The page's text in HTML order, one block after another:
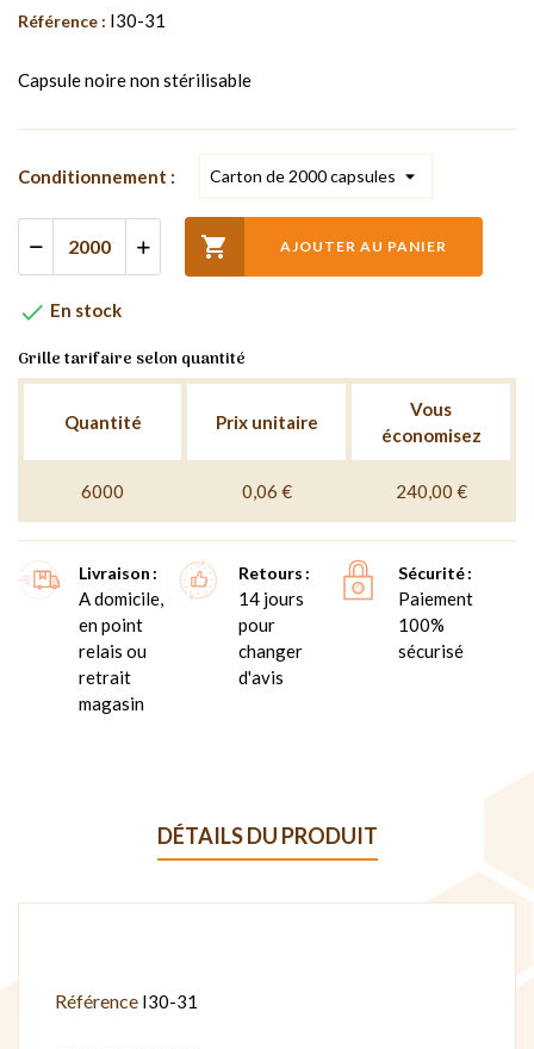
Référence : I30-31
Capsule noire non stérilisable
Conditionnement :
 AJOUTER AU PANIER
 En stock
Grille tarifaire selon quantité
Quantité Prix unitaire
Vous
économisez
6000 0,06 € 240,00 €
Livraison
A domicile,
en point
relais ou
retrait
magasin
Retours
14 jours
pour
changer
d'avis
Sécurité
Paiement
100%
sécurisé
DÉTAILS DU PRODUIT
Référence I30-31